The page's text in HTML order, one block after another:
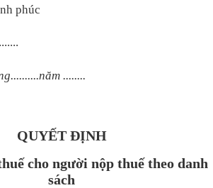
phúc
........
QUYẾT ĐỊNH
cho người nộp thuế theo danh
sách